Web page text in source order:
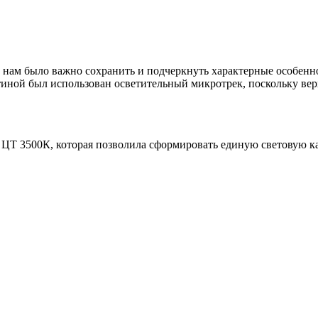
было важно сохранить и подчеркнуть характерные
был использован осветительный микротрек, поскольку
3500К, которая позволила сформировать единую световую